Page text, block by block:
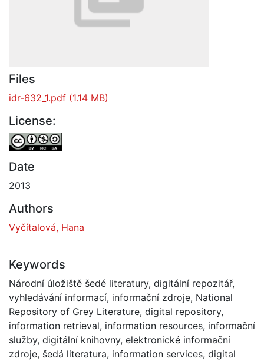
Files
idr-632_1.pdf (1.14 MB)
License:
Date
2013
Authors
Vyčítalová, Hana
Keywords
Národní úložiště šedé literatury, digitální repozitář,
vyhledávání informací, informační zdroje, National
Repository of Grey Literature, digital repository,
information retrieval, information resources, informační
služby, digitální knihovny, elektronické informační
zdroje, šedá literatura, information services, digital